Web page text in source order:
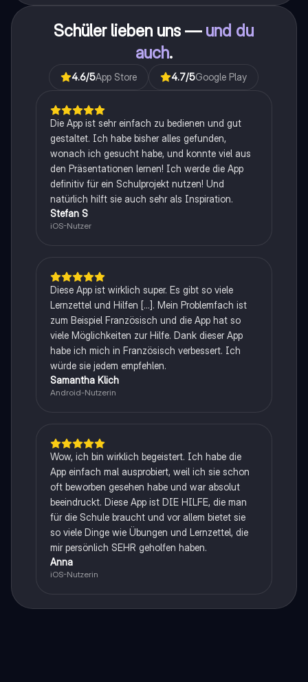
Schüler lieben uns — und du
auch.
4.6/5App Store 4.7/5Google Play
Die App ist sehr einfach zu bedienen und gut
gestaltet. Ich habe bisher alles gefunden,
wonach ich gesucht habe, und konnte viel aus
den Präsentationen lernen! Ich werde die App
definitiv für ein Schulprojekt nutzen! Und
natürlich hilft sie auch sehr als Inspiration.
Stefan S
iOS-Nutzer
Diese App ist wirklich super. Es gibt so viele
Lernzettel und Hilfen [...]. Mein Problemfach ist
zum Beispiel Französisch und die App hat so
viele Möglichkeiten zur Hilfe. Dank dieser App
habe ich mich in Französisch verbessert. Ich
würde sie jedem empfehlen.
Samantha Klich
Android-Nutzerin
Wow, ich bin wirklich begeistert. Ich habe die
App einfach mal ausprobiert, weil ich sie schon
oft beworben gesehen habe und war absolut
beeindruckt. Diese App ist DIE HILFE, die man
für die Schule braucht und vor allem bietet sie
so viele Dinge wie Übungen und Lernzettel, die
mir persönlich SEHR geholfen haben.
Anna
iOS-Nutzerin